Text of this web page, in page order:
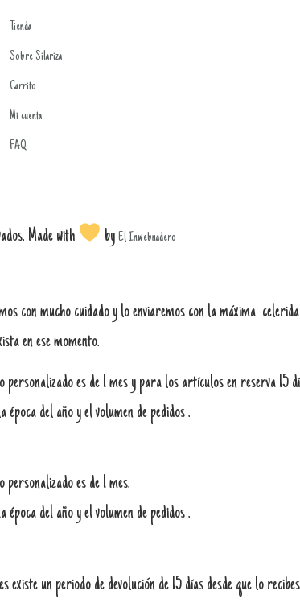
Tienda
Sobre Silariza
Carrito
Mi cuenta
FAQ
Made with by El Inwebnadero
con mucho cuidado y lo enviaremos con la máxima
en ese momento.
es de 1 mes y para los artículos en reserva 15
del año y el volumen de pedidos .
es de 1 mes.
del año y el volumen de pedidos .
existe un periodo de devolución de 15 días desde que lo